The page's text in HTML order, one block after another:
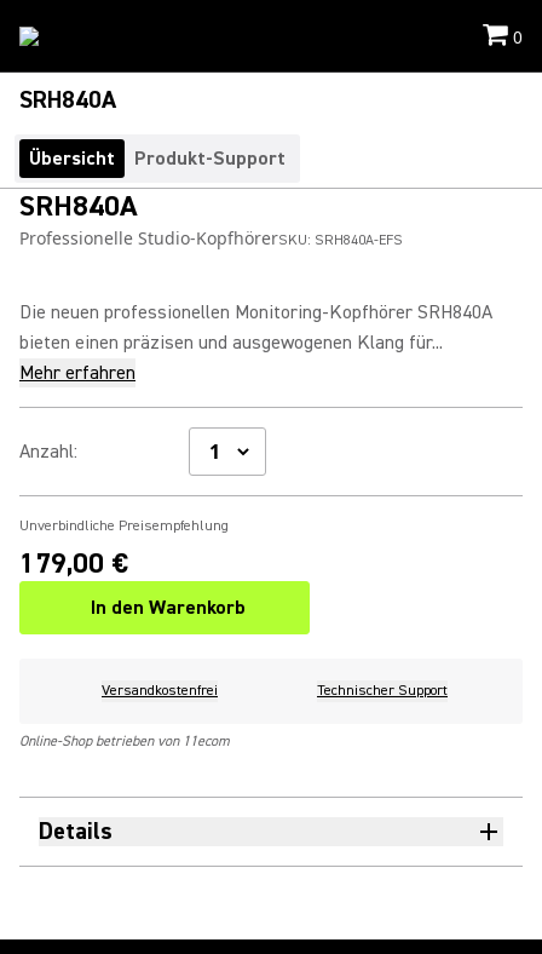
0
SRH840A
Übersicht Produkt-Support
SRH840A
Professionelle Studio-KopfhörerSKU: SRH840A-EFS
Die neuen professionellen Monitoring-Kopfhörer SRH840A
bieten einen präzisen und ausgewogenen Klang für...
Mehr erfahren
Anzahl:
Unverbindliche Preisempfehlung
179,00 €
In den Warenkorb
Versandkostenfrei Technischer Support
Online-Shop betrieben von 11ecom
Details